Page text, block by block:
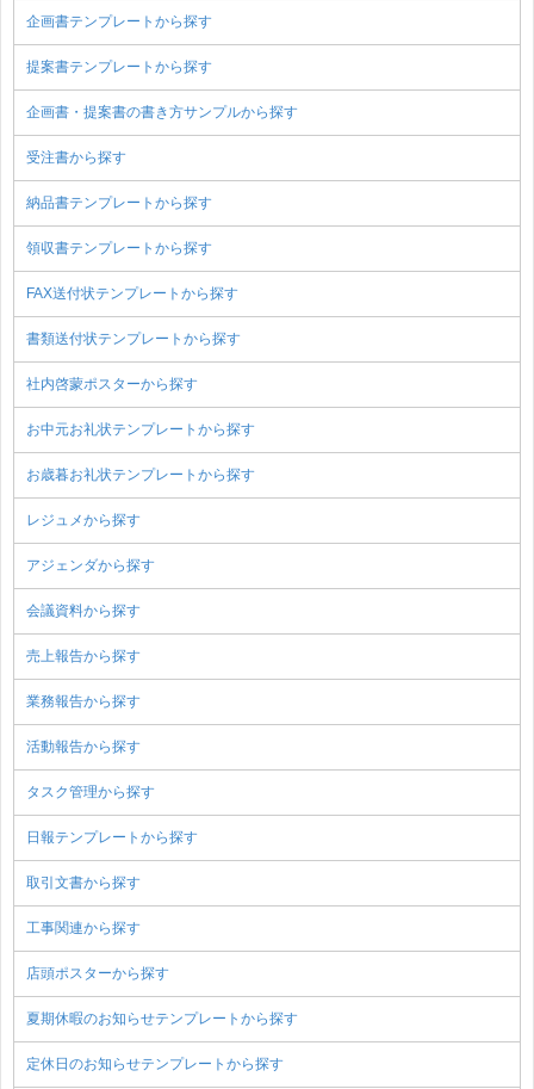
企画書テンプレートから探す
提案書テンプレートから探す
企画書・提案書の書き方サンプルから探す
受注書から探す
納品書テンプレートから探す
領収書テンプレートから探す
FAX送付状テンプレートから探す
書類送付状テンプレートから探す
社内啓蒙ポスターから探す
お中元お礼状テンプレートから探す
お歳暮お礼状テンプレートから探す
レジュメから探す
アジェンダから探す
会議資料から探す
売上報告から探す
業務報告から探す
活動報告から探す
タスク管理から探す
日報テンプレートから探す
取引文書から探す
工事関連から探す
店頭ポスターから探す
夏期休暇のお知らせテンプレートから探す
定休日のお知らせテンプレートから探す